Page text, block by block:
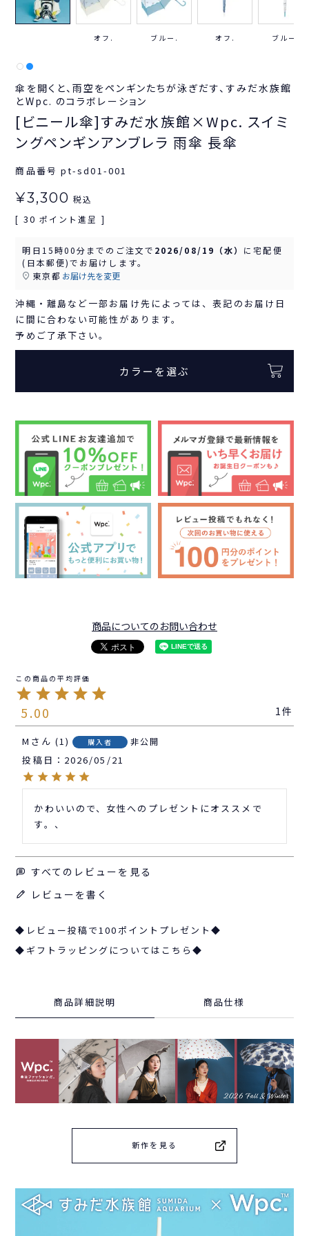
オフ. ブルー. オフ. ブルー.
傘を開くと、雨空をペンギンたちが泳ぎだす、すみだ水族館
とWpc. のコラボレーション
[ビニール傘]すみだ水族館×Wpc. スイミ
ングペンギンアンブレラ 雨傘 長傘
商品番号 pt-sd01-001
¥3,300 税込
[ 30 ポイント進呈 ]
明日 15時00分 までのご注文で 2026/08/19（水） に宅配便
(日本郵便)でお届けします。
東京都 お届け先を変更
沖縄・離島など一部お届け先によっては、表記のお届け日
に間に合わない可能性があります。
予めご了承下さい。
カラーを選ぶ
商品についてのお問い合わせ
5.00 1
M 1 購入者 非公開
投稿日 2026/05/21
かわいいので、女性へのプレゼントにオススメで
す。、
すべてのレビューを見る
レビューを書く
◆レビュー投稿で100ポイントプレゼント◆
◆ギフトラッピングについてはこちら◆
商品詳細説明 商品仕様
新作を見る